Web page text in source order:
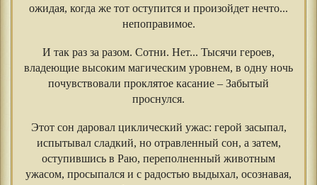
ожидая, когда же тот оступится и произойдет нечто...
непоправимое.
И так раз за разом. Сотни. Нет... Тысячи героев,
владеющие высоким магическим уровнем, в одну ночь
почувствовали проклятое касание – Забытый
проснулся.
Этот сон даровал циклический ужас: герой засыпал,
испытывал сладкий, но отравленный сон, а затем,
оступившись в Раю, переполненный животным
ужасом, просыпался и с радостью выдыхал, осознавая,